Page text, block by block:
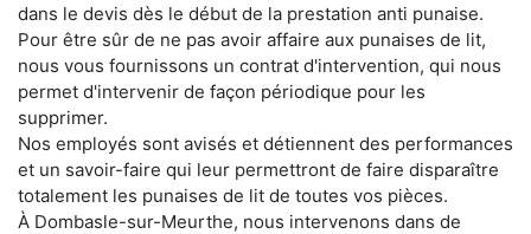
dans le devis dès le début de la prestation anti punaise.
Pour être sûr de ne pas avoir affaire aux punaises de lit,
nous vous fournissons un contrat d'intervention, qui nous
permet d'intervenir de façon périodique pour les
supprimer.
Nos employés sont avisés et détiennent des performances
et un savoir-faire qui leur permettront de faire disparaître
totalement les punaises de lit de toutes vos pièces.
À Dombasle-sur-Meurthe, nous intervenons dans de